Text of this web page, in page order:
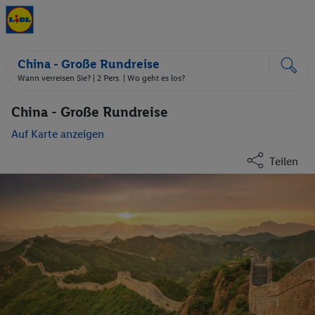
China - Große Rundreise
Wann verreisen Sie? | 2 Pers. | Wo geht es los?
China - Große Rundreise
Auf Karte anzeigen
Teilen